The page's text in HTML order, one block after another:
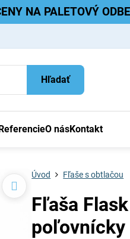
NA PALETOVÝ
Hľadať
O násKontakt
Úvod Fľaše s obtlačou
Fľaša